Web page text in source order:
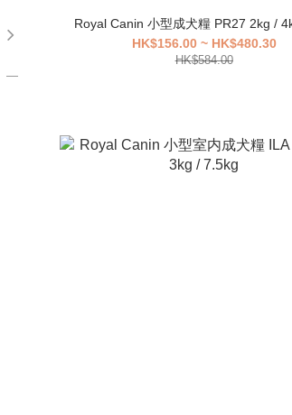
Royal Canin 小型成犬糧 PR27 2kg /
HK$156.00 ~ HK$480.30
HK$584.00